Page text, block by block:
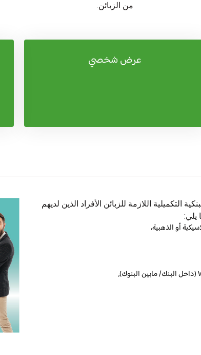
من الزبائن.
عرض شخصي
التكميلية اللازمة للزبائن الأفراد الذين لديهم
يلي:
أو الذهبية،